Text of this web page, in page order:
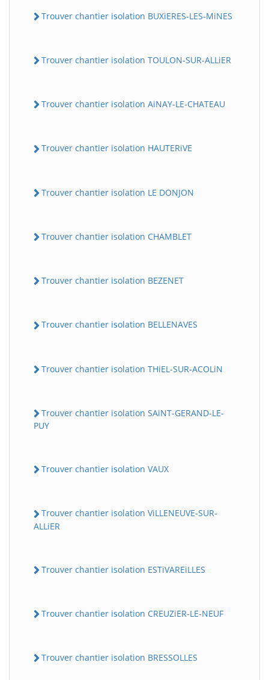
Trouver chantier isolation BUXiERES-LES-MiNES
Trouver chantier isolation TOULON-SUR-ALLiER
Trouver chantier isolation AiNAY-LE-CHATEAU
Trouver chantier isolation HAUTERiVE
Trouver chantier isolation LE DONJON
Trouver chantier isolation CHAMBLET
Trouver chantier isolation BEZENET
Trouver chantier isolation BELLENAVES
Trouver chantier isolation THiEL-SUR-ACOLiN
Trouver chantier isolation SAiNT-GERAND-LE-
PUY
Trouver chantier isolation VAUX
Trouver chantier isolation ViLLENEUVE-SUR-
ALLiER
Trouver chantier isolation ESTiVAREiLLES
Trouver chantier isolation CREUZiER-LE-NEUF
Trouver chantier isolation BRESSOLLES